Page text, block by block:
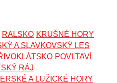
RALSKO KRUŠNÉ HORY
A SLAVKOVSKÝ LES
POVLTAVÍ
RÁJ
A LUŽICKÉ HORY